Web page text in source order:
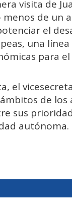
visita de
menos de un
el
una
para
el
de
sus
autónoma.